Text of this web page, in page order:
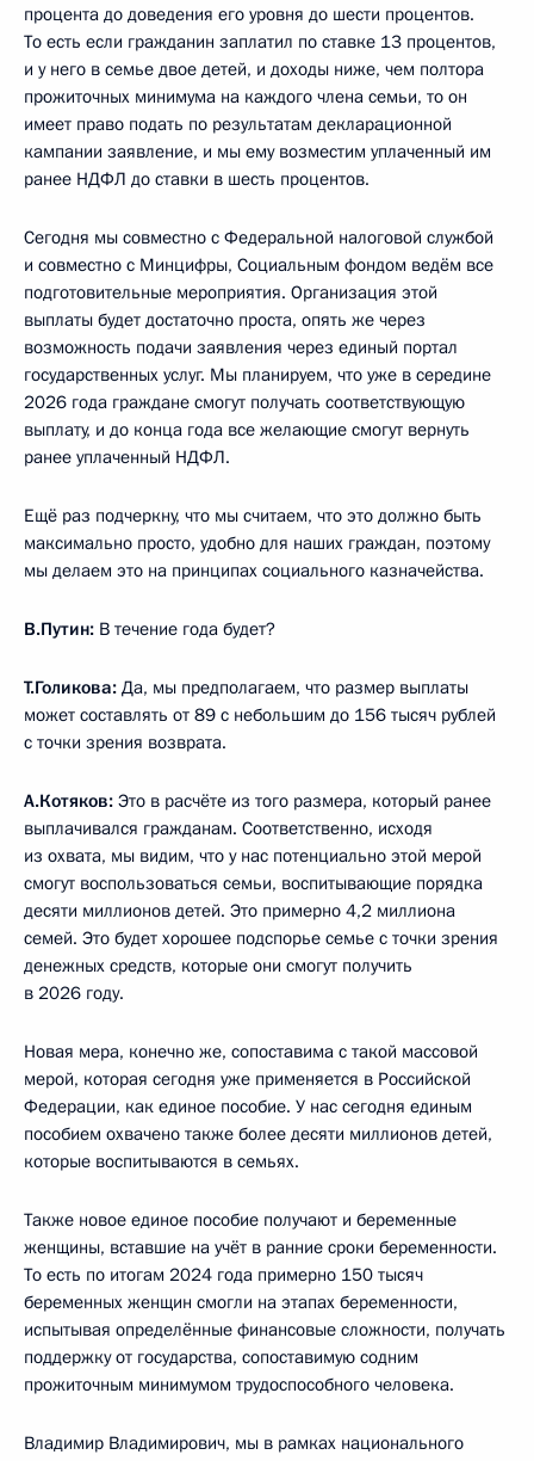
процента до доведения его уровня до шести процентов.
То есть если гражданин заплатил по ставке 13 процентов,
и у него в семье двое детей, и доходы ниже, чем полтора
прожиточных минимума на каждого члена семьи, то он
имеет право подать по результатам декларационной
кампании заявление, и мы ему возместим уплаченный им
ранее НДФЛ до ставки в шесть процентов.
Сегодня мы совместно с Федеральной налоговой службой
и совместно с Минцифры, Социальным фондом ведём все
подготовительные мероприятия. Организация этой
выплаты будет достаточно проста, опять же через
возможность подачи заявления через единый портал
государственных услуг. Мы планируем, что уже в середине
2026 года граждане смогут получать соответствующую
выплату, и до конца года все желающие смогут вернуть
ранее уплаченный НДФЛ.
Ещё раз подчеркну, что мы считаем, что это должно быть
максимально просто, удобно для наших граждан, поэтому
мы делаем это на принципах социального казначейства.
В.Путин: В течение года будет?
Т.Голикова: Да, мы предполагаем, что размер выплаты
может составлять от 89 с небольшим до 156 тысяч рублей
с точки зрения возврата.
А.Котяков: Это в расчёте из того размера, который ранее
выплачивался гражданам. Соответственно, исходя
из охвата, мы видим, что у нас потенциально этой мерой
смогут воспользоваться семьи, воспитывающие порядка
десяти миллионов детей. Это примерно 4,2 миллиона
семей. Это будет хорошее подспорье семье с точки зрения
денежных средств, которые они смогут получить
в 2026 году.
Новая мера, конечно же, сопоставима с такой массовой
мерой, которая сегодня уже применяется в Российской
Федерации, как единое пособие. У нас сегодня единым
пособием охвачено также более десяти миллионов детей,
которые воспитываются в семьях.
Также новое единое пособие получают и беременные
женщины, вставшие на учёт в ранние сроки беременности.
То есть по итогам 2024 года примерно 150 тысяч
беременных женщин смогли на этапах беременности,
испытывая определённые финансовые сложности, получать
поддержку от государства, сопоставимую содним
прожиточным минимумом трудоспособного человека.
Владимир Владимирович, мы в рамках национального